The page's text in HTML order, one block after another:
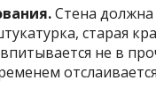
Стена
старая
не в